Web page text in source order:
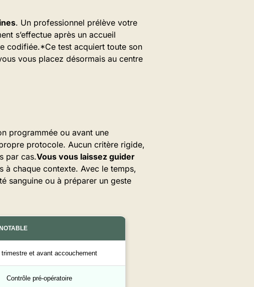
. Un professionnel prélève votre
s’effectue après un accueil
codifiée.*Ce test acquiert toute son
vous placez désormais au centre
programmée ou avant une
protocole. Aucun critère rigide,
par cas.Vous vous laissez guider
à chaque contexte. Avec le temps,
sanguine ou à préparer un geste
trimestre et avant accouchement
Contrôle pré-opératoire